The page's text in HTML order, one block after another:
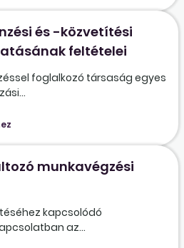
és -közvetítési
feltételei
foglalkozó társaság egyes
munkavégzési
kapcsolódó
az...